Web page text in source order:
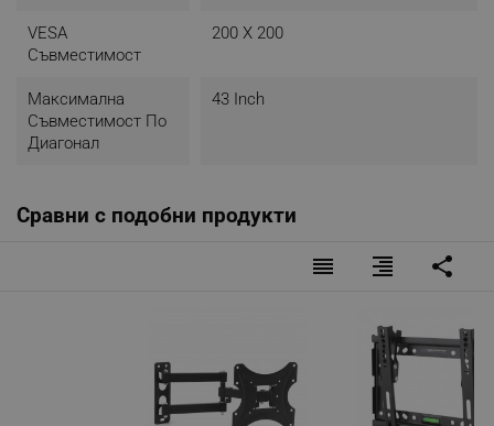
VESA
Съвместимост
200 X 200
Максимална
Съвместимост По
Диагонал
43 Inch
Сравни с подобни продукти
reorder format_align_right share